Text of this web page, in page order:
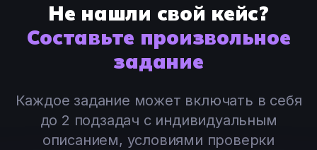
Не нашли свой кейс?
Составьте произвольное
задание
Каждое задание может включать в себя
до 2 подзадач с индивидуальным
описанием, условиями проверки